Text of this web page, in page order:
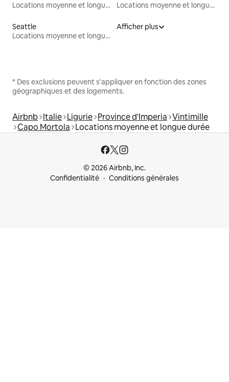
Locations moyenne et longue durée
Locations moyenne et longue durée
Seattle
Locations moyenne et longue durée
Afficher plus
* Des exclusions peuvent s'appliquer en fonction des zones
géographiques et des logements.
Airbnb Italie Ligurie Province d'Imperia Vintimille
Capo Mortola Locations moyenne et longue durée
© 2026 Airbnb, Inc.
Confidentialité
Conditions générales